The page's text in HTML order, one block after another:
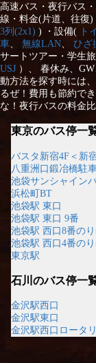
高速バス・夜行バス
線・料金(片道、往復
3列(2x1) ) ・設備( ト
車
無線LAN ひざ
サートツアー・学生
USJ ）、 春休み、
動方法を探す時には
るぜ！費用も節約で
な！夜行バスの料金
東京のバス停一
バスタ新宿4F＜新
八重洲口鍛冶橋駐
池袋サンシャイン
浜松町BT
池袋駅 東口
池袋駅 東口 9番
池袋駅 西口8番の
池袋駅 西口4番の
東京駅
石川のバス停一
金沢駅西口
金沢駅東口
金沢駅西口ロータ